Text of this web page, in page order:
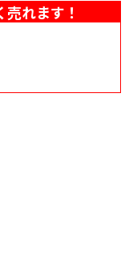
セスも良好です。 道
るだけでなく、周辺の観
れます！